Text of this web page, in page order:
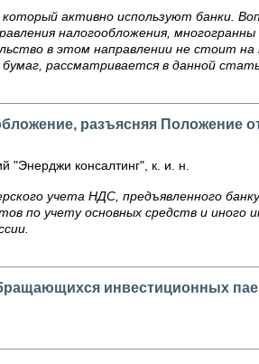
активно используют банки.
налогообложения,
в этом направлении не стоит
рассматривается в данной
разъясняя Положение
"Энерджи консалтинг", к. и. н.
учета НДС, предъявленного
по учету основных средств и иного
инвестиционных